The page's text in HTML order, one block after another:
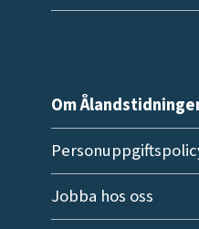
Om
Jobba hos oss